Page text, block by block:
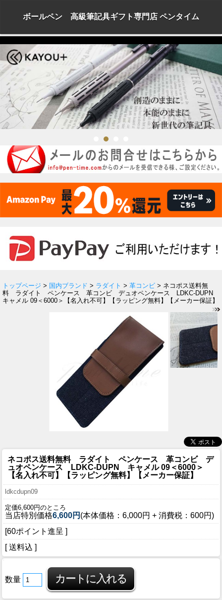
ボールペン 高級筆記具ギフト専門店 ペンタイム
トップページ > 国内ブランド > ラダイト > 革コンビ > ネコポス送料無
料 ラダイト ペンケース 革コンビ デュオペンケース LDKC-DUPN
キャメル 09＜6000＞【名入れ不可】【ラッピング無料】【メーカー保証】
ネコポス送料無料 ラダイト ペンケース 革コンビ デ
ュオペンケース LDKC-DUPN キャメル 09＜6000＞
【名入れ不可】【ラッピング無料】【メーカー保証】
ldkcdupn09
定価6,600円のところ
当店特別価格6,600円 (本体価格：6,000円 + 消費税：600円)
[60ポイント進呈 ]
[ 送料込 ]
数量